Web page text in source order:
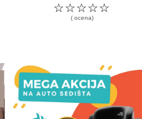
☆
☆
☆
☆
☆
( ocena)